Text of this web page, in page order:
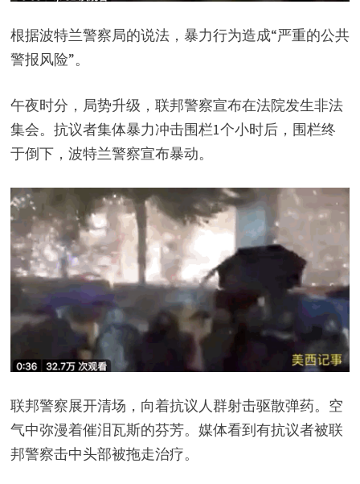
根据波特兰警察局的说法，暴力行为造成“严重的公共
警报风险”。
午夜时分，局势升级，联邦警察宣布在法院发生非法
集会。抗议者集体暴力冲击围栏1个小时后，围栏终
于倒下，波特兰警察宣布暴动。
联邦警察展开清场，向着抗议人群射击驱散弹药。空
气中弥漫着催泪瓦斯的芬芳。媒体看到有抗议者被联
邦警察击中头部被拖走治疗。